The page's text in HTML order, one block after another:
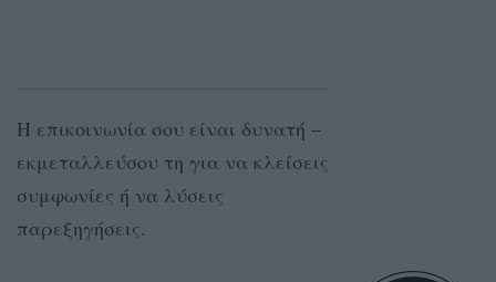
Η επικοινωνία σου είναι δυνατή –
εκμεταλλεύσου τη για να κλείσεις
συμφωνίες ή να λύσεις
παρεξηγήσεις.